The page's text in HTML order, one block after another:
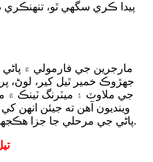
پيدا ڪري سگهي ٿو، تنهنڪري
مارجرين جي فارمولي ۾
جهڙوڪ خمير ٿيل کير، لوڻ،
جي ملاوٽ ۽ ميٽرنگ ٽينڪ
وينديون آهن ته جيئن انهن
پاڻي جي مرحلي جا جزا هڪجهڙائي واري محلول ۾ حل ٿي وڃن.